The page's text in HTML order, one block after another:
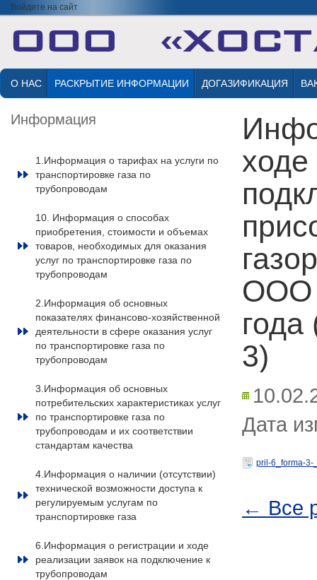
Войдите на сайт
О НАС РАСКРЫТИЕ ИНФОРМАЦИИ ДОГАЗИФИКАЦИЯ
Информация
1.Информация о тарифах на услуги по
транспортировке газа по
трубопроводам
10. Информация о способах
приобретения, стоимости и объемах
товаров, необходимых для оказания
услуг по транспортировке газа по
трубопроводам
2.Информация об основных
показателях финансово-хозяйственной
деятельности в сфере оказания услуг
по транспортировке газа по
трубопроводам
3.Информация об основных
потребительских характеристиках услуг
по транспортировке газа по
трубопроводам и их соответствии
стандартам качества
4.Информация о наличии (отсутствии)
технической возможности доступа к
регулируемым услугам по
транспортировке газа
6.Информация о регистрации и ходе
реализации заявок на подключение к
трубопроводам
ходе
ООО
3)
Дата
pril-6_forma-3-
← Все